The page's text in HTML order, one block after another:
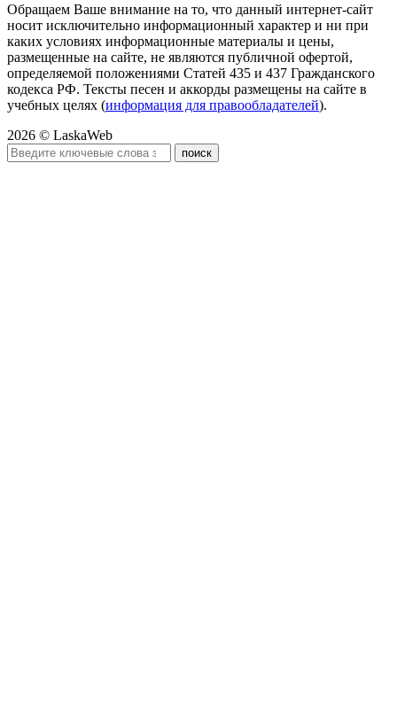
Обращаем Ваше внимание на то, что данный интернет-сайт
носит исключительно информационный характер и ни при
каких условиях информационные материалы и цены,
размещенные на сайте, не являются публичной офертой,
определяемой положениями Статей 435 и 437 Гражданского
кодекса РФ. Тексты песен и аккорды размещены на сайте в
учебных целях (информация для правообладателей).
2026 © LaskaWeb